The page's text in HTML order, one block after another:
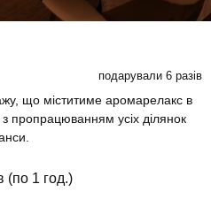
подарували 6 разів
що міститиме аромарелакс в
з пропрацюванням усіх ділянок
(по 1 год.)